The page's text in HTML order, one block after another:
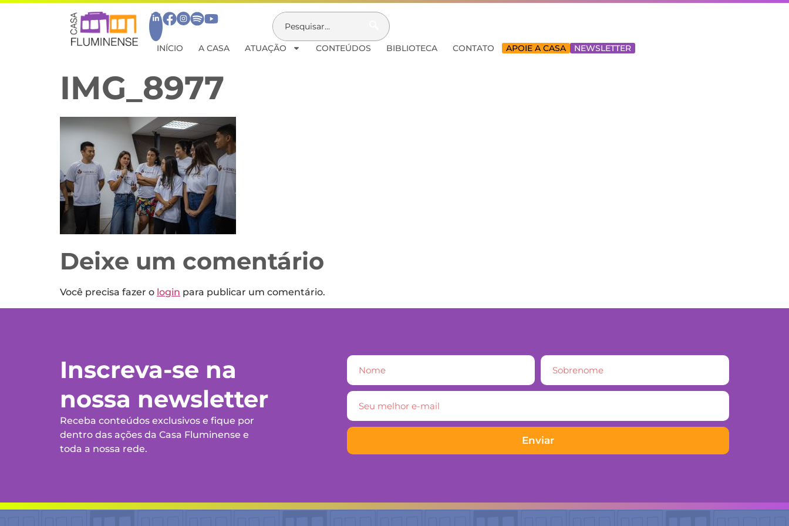
INÍCIO A CASA ATUAÇÃO CONTEÚDOS BIBLIOTECA CONTATO APOIE A CASA NEWSLETTER
IMG_8977
Deixe um comentário
Você precisa fazer o login para publicar um comentário.
Inscreva-se na
nossa newsletter
Receba conteúdos exclusivos e fique por
dentro das ações da Casa Fluminense e
toda a nossa rede.
Enviar